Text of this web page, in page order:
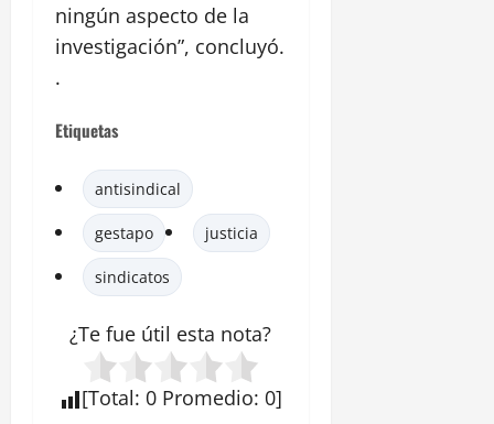
ningún aspecto de la
investigación”, concluyó.
.
Etiquetas
antisindical
gestapo justicia
sindicatos
¿Te fue útil esta nota?
[Total: 0 Promedio: 0]